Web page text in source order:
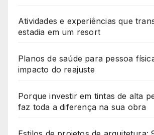
Atividades e experiências que
estadia em um resort
Planos de saúde para pessoa
impacto do reajuste
Porque investir em tintas de alta
faz toda a diferença na sua obra